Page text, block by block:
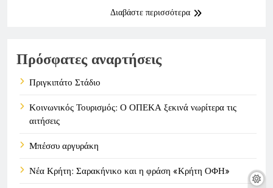
Διαβάστε περισσότερα
Πρόσφατες αναρτήσεις
Πριγκιπάτο Στάδιο
Κοινωνικός Τουρισμός: Ο ΟΠΕΚΑ ξεκινά νωρίτερα τις
αιτήσεις
Μπέσσυ αργυράκη
Νέα Κρήτη: Σαρακήνικο και η φράση «Κρήτη ΟΦΗ»